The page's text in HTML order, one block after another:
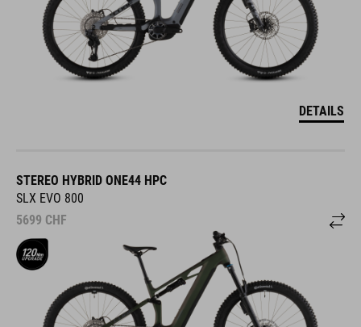
DETAILS
STEREO HYBRID ONE44 HPC
SLX EVO 800
5699 CHF